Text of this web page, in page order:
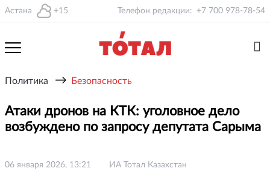
Астана +15 Телефон редакции: +7 700 978-78-54
Политика → Безопасность
Атаки дронов на КТК: уголовное дело
возбуждено по запросу депутата Сарыма
06 января 2026, 13:21 ИА Тотал Казахстан